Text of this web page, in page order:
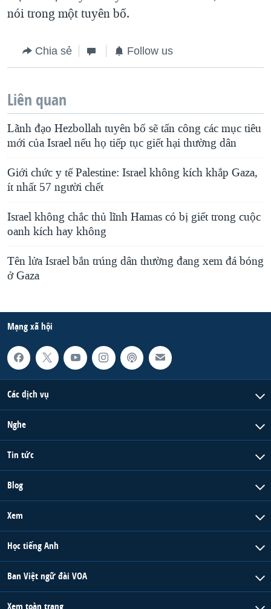
nói trong một tuyên bố.
Chia sẻ Follow us
Liên quan
Lãnh đạo Hezbollah tuyên bố sẽ tấn công các mục tiêu
mới của Israel nếu họ tiếp tục giết hại thường dân
Giới chức y tế Palestine: Israel không kích khắp Gaza,
ít nhất 57 người chết
Israel không chắc thủ lĩnh Hamas có bị giết trong cuộc
oanh kích hay không
Tên lửa Israel bắn trúng dân thường đang xem đá bóng
ở Gaza
Mạng xã hội
Các dịch vụ
Nghe
Tin tức
Blog
Xem
Học tiếng Anh
Ban Việt ngữ đài VOA
Xem toàn trang